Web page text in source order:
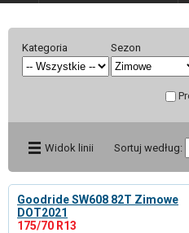
Kategoria Sezon
Widok linii Sortuj według:
Goodride SW608 82T Zimowe
DOT2021
175/70 R13